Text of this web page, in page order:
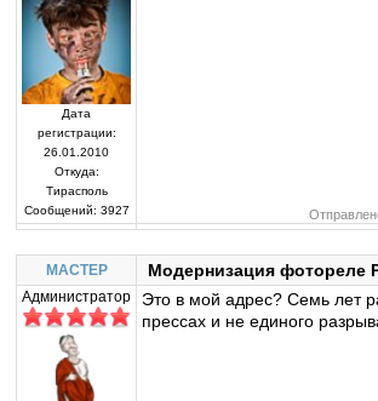
Дата
регистрации:
26.01.2010
Откуда:
Тирасполь
Сообщений: 3927
MACTEP Модернизация фотореле
Администратор
Это в мой адрес? Семь лет
прессах и не единого